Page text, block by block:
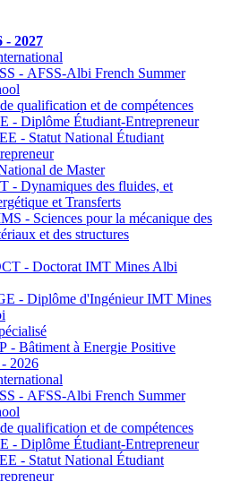
- 2027
- AFSS-Albi French Summer
qualification et de compétences
- Diplôme Étudiant-Entrepreneur
- Statut National Étudiant
de Master
- Dynamiques des fluides, et
et Transferts
- Sciences pour la mécanique des
et des structures
- Doctorat IMT Mines Albi
- Diplôme d'Ingénieur IMT Mines
- Bâtiment à Energie Positive
2026
- AFSS-Albi French Summer
qualification et de compétences
- Diplôme Étudiant-Entrepreneur
- Statut National Étudiant